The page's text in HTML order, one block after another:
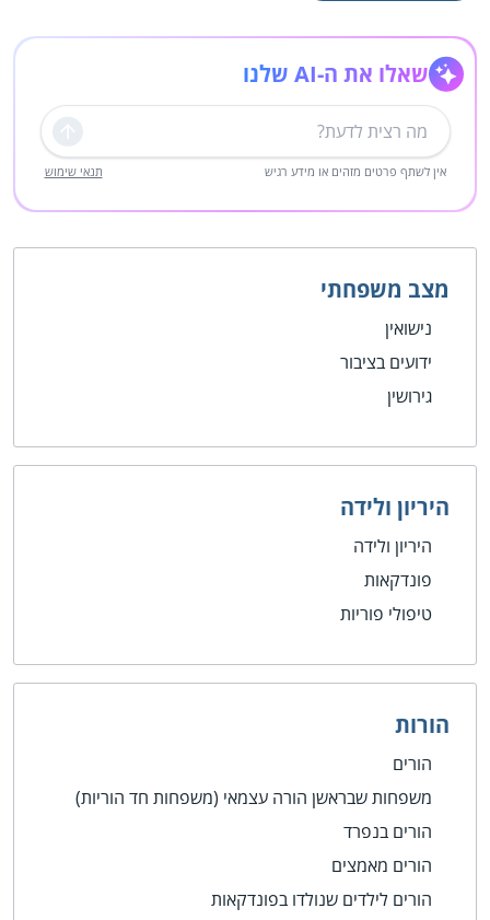
שאלו את ה-AI שלנו
שליחה
אין לשתף פרטים מזהים או מידע רגיש תנאי שימוש
מצב משפחתי
נישואין
ידועים בציבור
גירושין
היריון ולידה
היריון ולידה
פונדקאות
טיפולי פוריות
הורות
הורים
משפחות שבראשן הורה עצמאי (משפחות חד הוריות)
הורים בנפרד
הורים מאמצים
הורים לילדים שנולדו בפונדקאות